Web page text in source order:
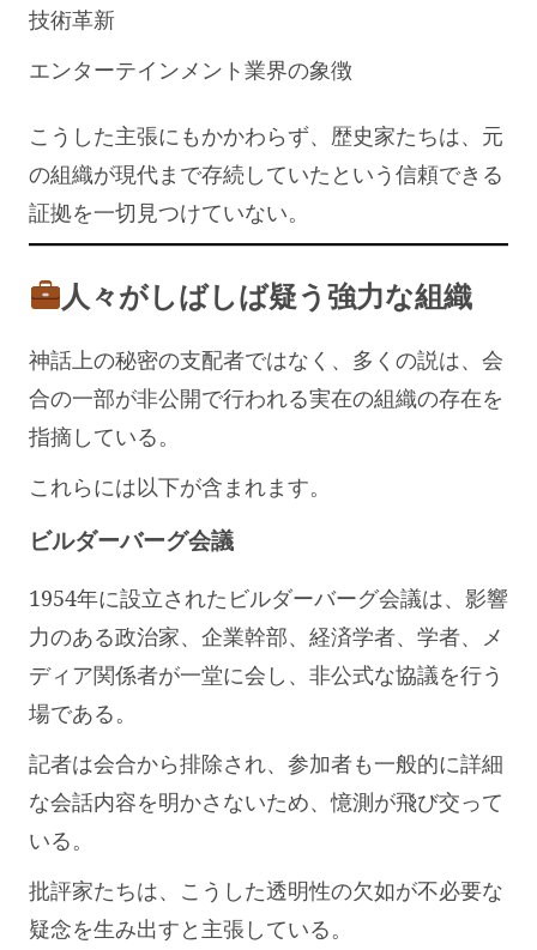
技術革新
エンターテインメント業界の象徴
こうした主張にもかかわらず、歴史家たちは、元
の組織が現代まで存続していたという信頼できる
証拠を一切見つけていない。
人々がしばしば疑う強力な組織
神話上の秘密の支配者ではなく、多くの説は、会
合の一部が非公開で行われる実在の組織の存在を
指摘している。
これらには以下が含まれます。
ビルダーバーグ会議
1954年に設立されたビルダーバーグ会議は、影響
力のある政治家、企業幹部、経済学者、学者、メ
ディア関係者が一堂に会し、非公式な協議を行う
場である。
記者は会合から排除され、参加者も一般的に詳細
な会話内容を明かさないため、憶測が飛び交って
いる。
批評家たちは、こうした透明性の欠如が不必要な
疑念を生み出すと主張している。